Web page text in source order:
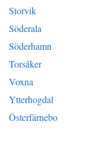
Storvik
Söderala
Söderhamn
Torsåker
Voxna
Ytterhogdal
Österfärnebo